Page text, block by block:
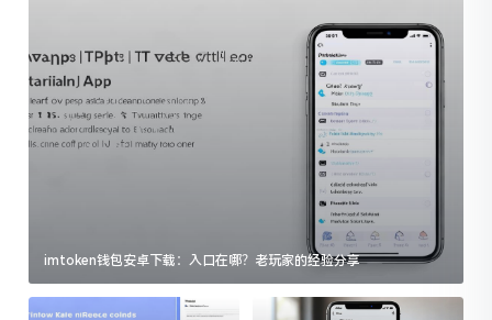
imtoken钱包安卓下载：入口在哪？老玩家的经验分享